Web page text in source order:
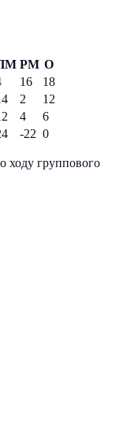
РМ О
16
18
2
12
4
6
-22 0
ходу группового